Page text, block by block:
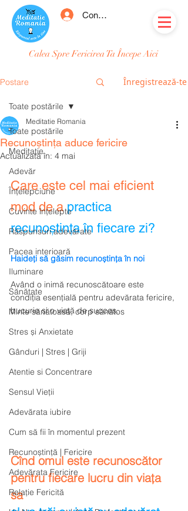
Conectează-te
Calea Spre Fericirea Ta Începe Aici
Postare Înregistrează-te
Toate postările
Meditație
Adevăr
Înțelepciune
Cuvinte înțelepte
Răspunsuri adevărate
Pacea interioară
Iluminare
Sănătate
Minte sănătoasă, corp sănătos
Stres și Anxietate
Gânduri | Stres | Griji
Atentie si Concentrare
Sensul Vieții
Adevărata iubire
Cum să fii în momentul prezent
Recunoștință | Fericire
Adevărata Fericire
Relație Fericită
Toate postările
Recunoștința aduce fericire
Meditatie Romania
Actualizată în: 4 mai
Care este cel mai eficient
mod de a practica
recunoștința în fiecare zi?
Haideți să găsim recunoștința în noi
Având o inimă recunoscătoare este
condiția esențială pentru adevărata fericire,
bucurie și o viață de succes.
Cînd omul este recunoscător
pentru fiecare lucru din viața
sa